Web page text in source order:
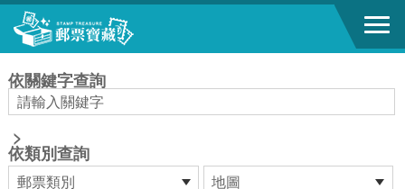
跳到主要內容區塊
依關鍵字查詢
>
依類別查詢